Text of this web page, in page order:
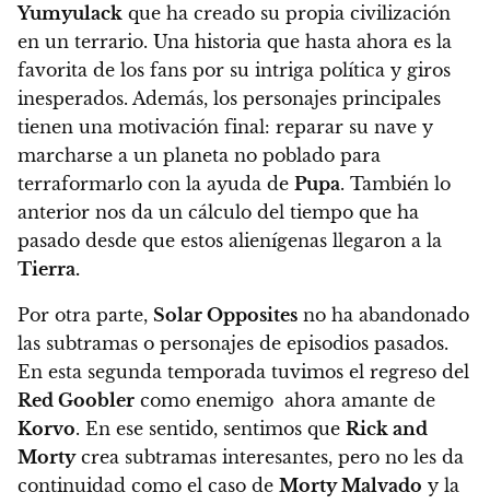
Yumyulack que ha creado su propia civilización
en un terrario. Una historia que hasta ahora es la
favorita de los fans por su intriga política y giros
inesperados. Además, los personajes principales
tienen una motivación final: reparar su nave y
marcharse a un planeta no poblado para
terraformarlo con la ayuda de Pupa. También lo
anterior nos da un cálculo del tiempo que ha
pasado desde que estos alienígenas llegaron a la
Tierra.
Por otra parte, Solar Opposites no ha abandonado
las subtramas o personajes de episodios pasados.
En esta segunda temporada tuvimos el regreso del
Red Goobler como enemigo ahora amante de
Korvo. En ese sentido, sentimos que Rick and
Mortycrea subtramas interesantes, pero no les da
continuidad como el caso de Morty Malvado y la